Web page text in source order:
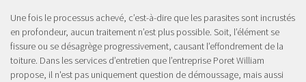
Une fois le processus achevé, c’est-à-dire que les parasites sont incrustés
en profondeur, aucun traitement n’est plus possible. Soit, l’élément se
fissure ou se désagrège progressivement, causant l’effondrement de la
toiture. Dans les services d’entretien que l’entreprise Poret William
propose, il n'est pas uniquement question de démoussage, mais aussi